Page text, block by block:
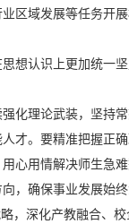
区域发展等任务开
想认识上更加统一
化理论武装，坚持
才。要精准把握正
心用情解决师生急难
，确保事业发展始
，深化产教融合、